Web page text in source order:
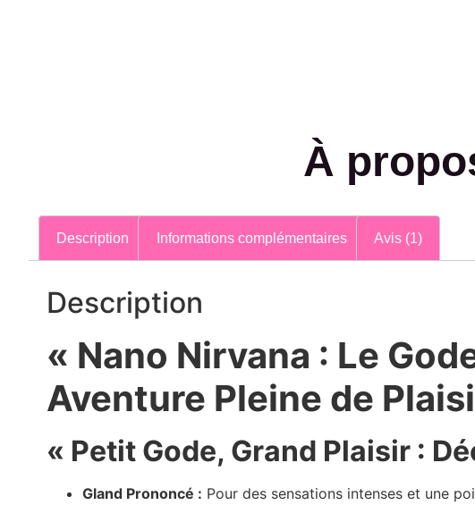
À
Description Informations complémentaires Avis (1)
Description
« Nano Nirvana : Le
Aventure Pleine de
« Petit Gode, Grand Plaisir :
Gland Prononcé : Pour des sensations intenses et une